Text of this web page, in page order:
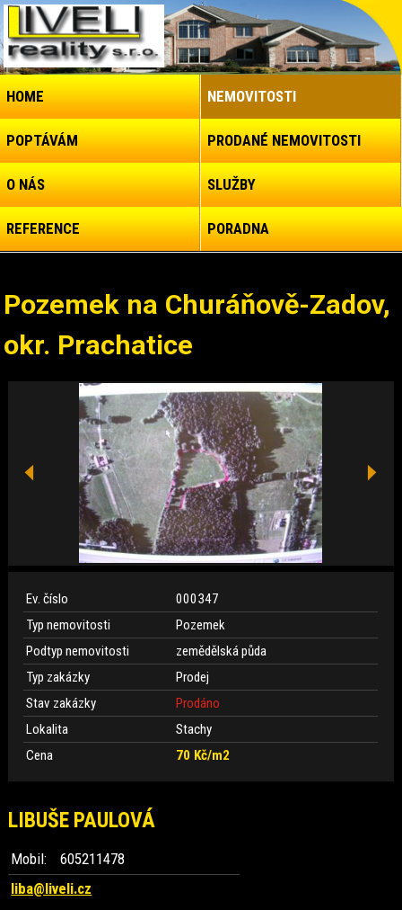
HOME NEMOVITOSTI
POPTÁVÁM PRODANÉ NEMOVITOSTI
O NÁS SLUŽBY
REFERENCE PORADNA
Pozemek na Churáňově-Zadov,
okr. Prachatice
Ev. číslo
000347
Typ nemovitosti
Pozemek
Podtyp nemovitosti
zemědělská půda
Typ zakázky
Prodej
Stav zakázky
Prodáno
Lokalita
Stachy
Cena
70 Kč/m2
LIBUŠE PAULOVÁ
Mobil:
605211478
liba@liveli.cz